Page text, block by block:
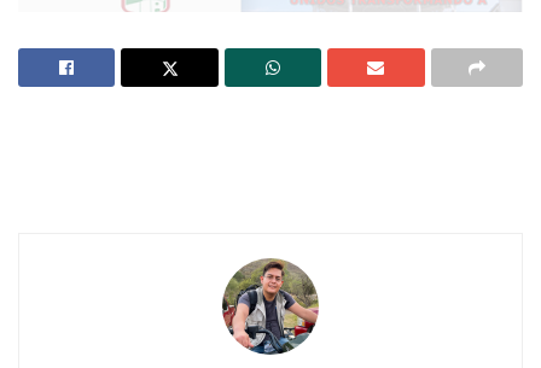
Ahuacatlán celebrá el día de Reyes con rosca y